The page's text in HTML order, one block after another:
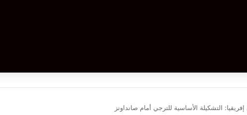
إفريقيا: التشكيلة الأساسية للترجي أمام صانداونز